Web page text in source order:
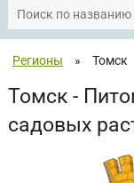
Регионы » Томск
Томск -
садовых